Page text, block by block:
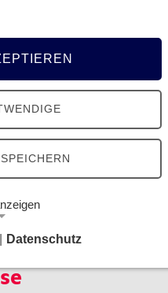
grundlegende
Datenschutz